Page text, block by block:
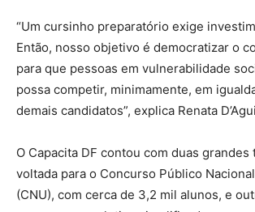
“Um cursinho preparatório exige
Então, nosso objetivo é democratizar o
para que pessoas em vulnerabilidade
possa competir, minimamente, em
demais candidatos”, explica Renata
O Capacita DF contou com duas grandes
voltada para o Concurso Público
(CNU), com cerca de 3,2 mil alunos, e